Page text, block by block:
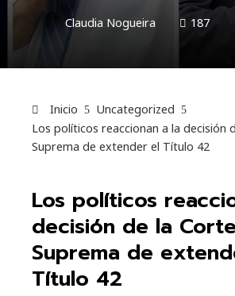
Claudia Nogueira 187
Inicio
Uncategorized
Los políticos reaccionan a la decisión
Suprema de extender el Título 42
Los políticos
decisión de la Corte
Suprema de
Título 42